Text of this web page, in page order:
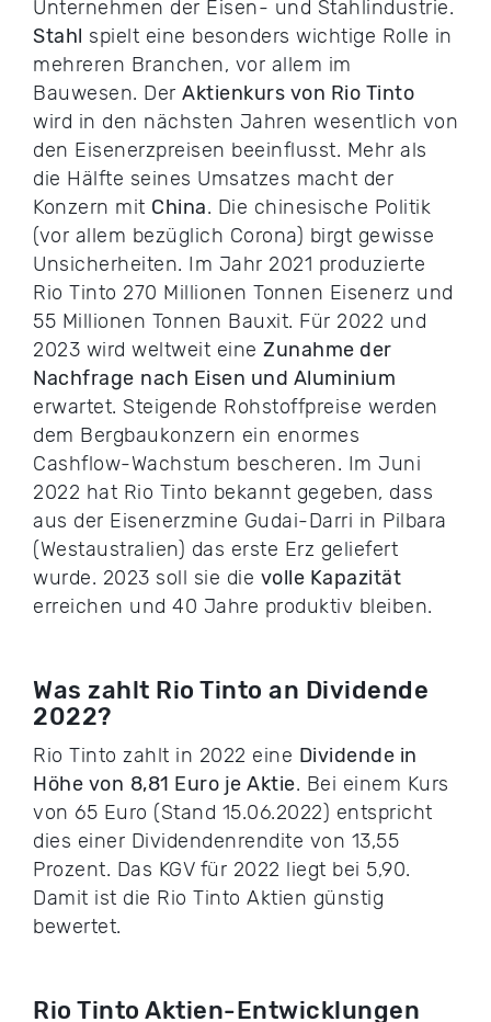
Unternehmen der Eisen- und Stahlindustrie.
Stahl spielt eine besonders wichtige Rolle in
mehreren Branchen, vor allem im
Bauwesen. Der Aktienkurs von Rio Tinto
wird in den nächsten Jahren wesentlich von
den Eisenerzpreisen beeinflusst. Mehr als
die Hälfte seines Umsatzes macht der
Konzern mit China. Die chinesische Politik
(vor allem bezüglich Corona) birgt gewisse
Unsicherheiten. Im Jahr 2021 produzierte
Rio Tinto 270 Millionen Tonnen Eisenerz und
55 Millionen Tonnen Bauxit. Für 2022 und
2023 wird weltweit eine Zunahme der
Nachfrage nach Eisen und Aluminium
erwartet. Steigende Rohstoffpreise werden
dem Bergbaukonzern ein enormes
Cashflow-Wachstum bescheren. Im Juni
2022 hat Rio Tinto bekannt gegeben, dass
aus der Eisenerzmine Gudai-Darri in Pilbara
(Westaustralien) das erste Erz geliefert
wurde. 2023 soll sie die volle Kapazität
erreichen und 40 Jahre produktiv bleiben.
Was zahlt Rio Tinto an Dividende
2022?
Rio Tinto zahlt in 2022 eine Dividende in
Höhe von 8,81 Euro je Aktie. Bei einem Kurs
von 65 Euro (Stand 15.06.2022) entspricht
dies einer Dividendenrendite von 13,55
Prozent. Das KGV für 2022 liegt bei 5,90.
Damit ist die Rio Tinto Aktien günstig
bewertet.
Rio Tinto Aktien-Entwicklungen